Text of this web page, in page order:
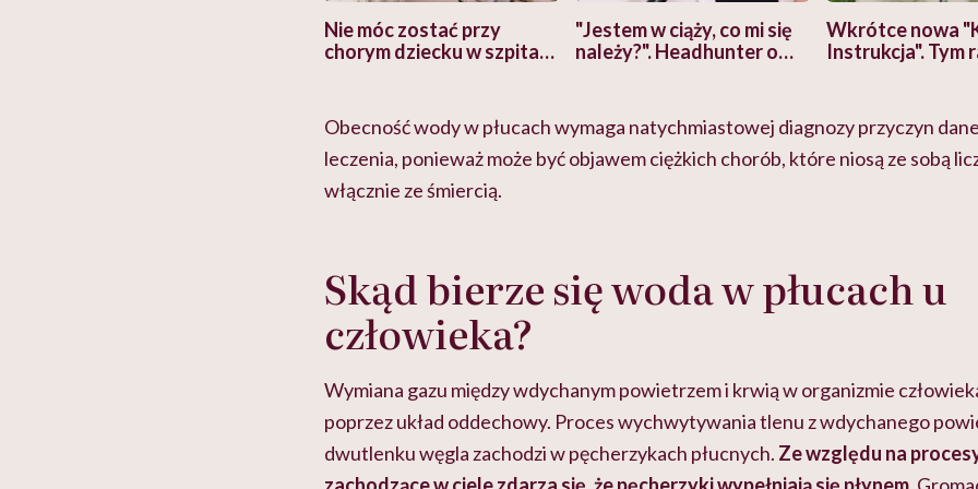
Nie móc zostać przy
chorym dziecku w szpitalu
głupota i brak wyobraźni"
"Jestem w ciąży, co mi się
należy?". Headhunter o
Wkrótce nowa
Instrukcja". Tym
Obecność wody w płucach wymaga natychmiastowej diagnozy przyczyn
leczenia, ponieważ może być objawem ciężkich chorób, które niosą ze sobą
włącznie ze śmiercią.
Skąd bierze się woda w płucach u
człowieka?
Wymiana gazu między wdychanym powietrzem i krwią w organizmie
poprzez układ oddechowy. Proces wychwytywania tlenu z wdychanego
dwutlenku węgla zachodzi w pęcherzykach płucnych. Ze względu na